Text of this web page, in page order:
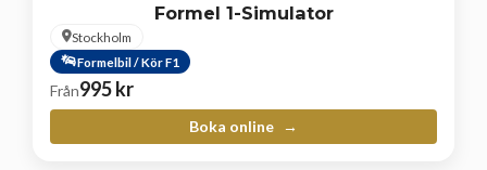
Formel 1-Simulator
Stockholm
Formelbil / Kör F1
Från995kr
Boka online